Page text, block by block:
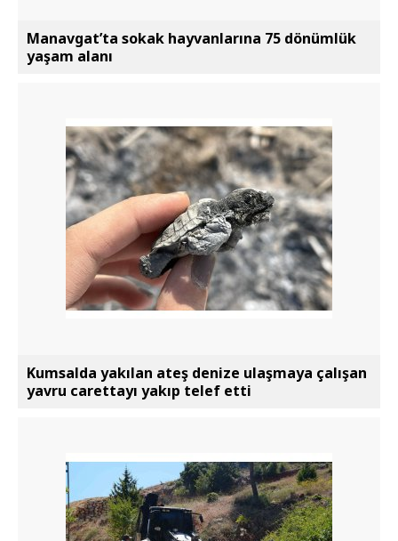
Manavgat’ta sokak hayvanlarına 75 dönümlük
yaşam alanı
Kumsalda yakılan ateş denize ulaşmaya çalışan
yavru carettayı yakıp telef etti